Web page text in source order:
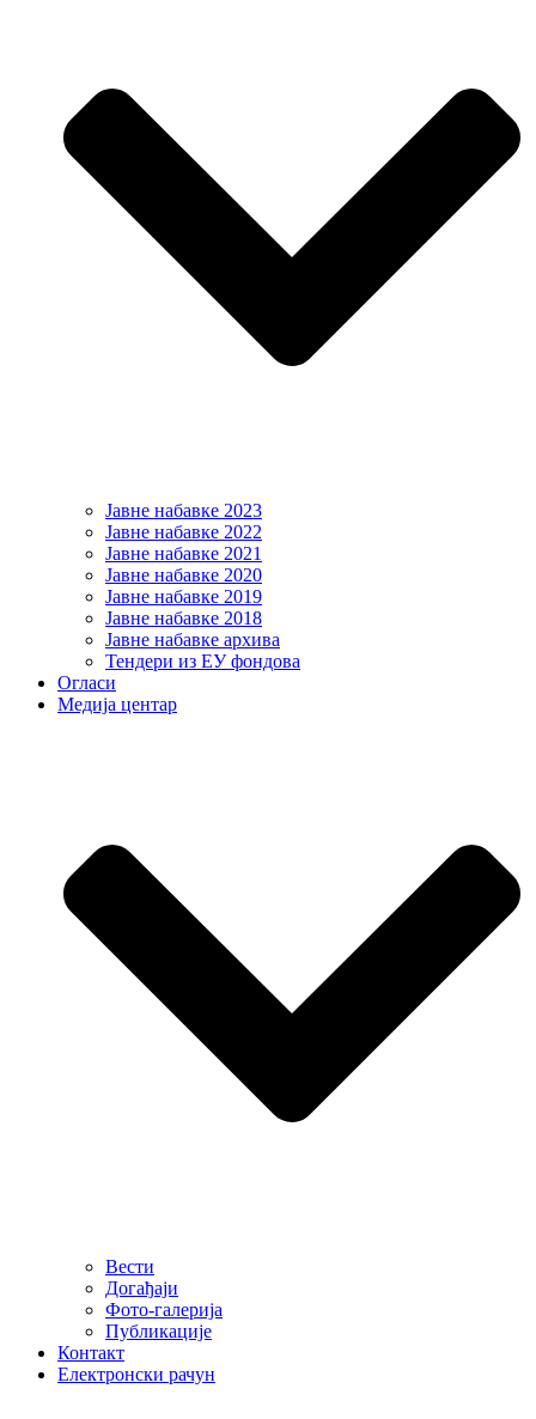
Јавне набавке 2023
Јавне набавке 2022
Јавне набавке 2021
Јавне набавке 2020
Јавне набавке 2019
Јавне набавке 2018
Јавне набавке архива
Тендери из ЕУ фондова
Огласи
Медија центар
Вести
Догађаји
Фото-галерија
Публикације
Контакт
Електронски рачун